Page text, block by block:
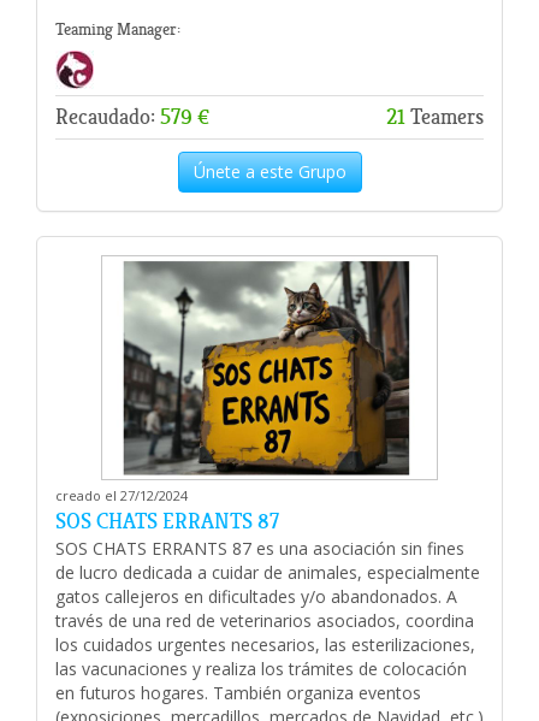
Teaming Manager:
Recaudado: 579 € 21Teamers
Únete a este Grupo
creado el 27/12/2024
SOS CHATS ERRANTS 87
SOS CHATS ERRANTS 87 es una asociación sin fines
de lucro dedicada a cuidar de animales, especialmente
gatos callejeros en dificultades y/o abandonados. A
través de una red de veterinarios asociados, coordina
los cuidados urgentes necesarios, las esterilizaciones,
las vacunaciones y realiza los trámites de colocación
en futuros hogares. También organiza eventos